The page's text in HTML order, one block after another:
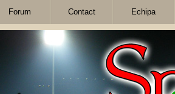
Forum Contact Echipa